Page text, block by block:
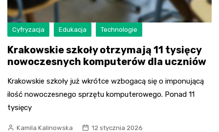
Cyfryzacja Edukacja Technologie
Krakowskie szkoły otrzymają 11 tysięcy
nowoczesnych komputerów dla uczniów
Krakowskie szkoły już wkrótce wzbogacą się o imponującą
ilość nowoczesnego sprzętu komputerowego. Ponad 11
tysięcy
Kamila Kalinowska 12 stycznia 2026